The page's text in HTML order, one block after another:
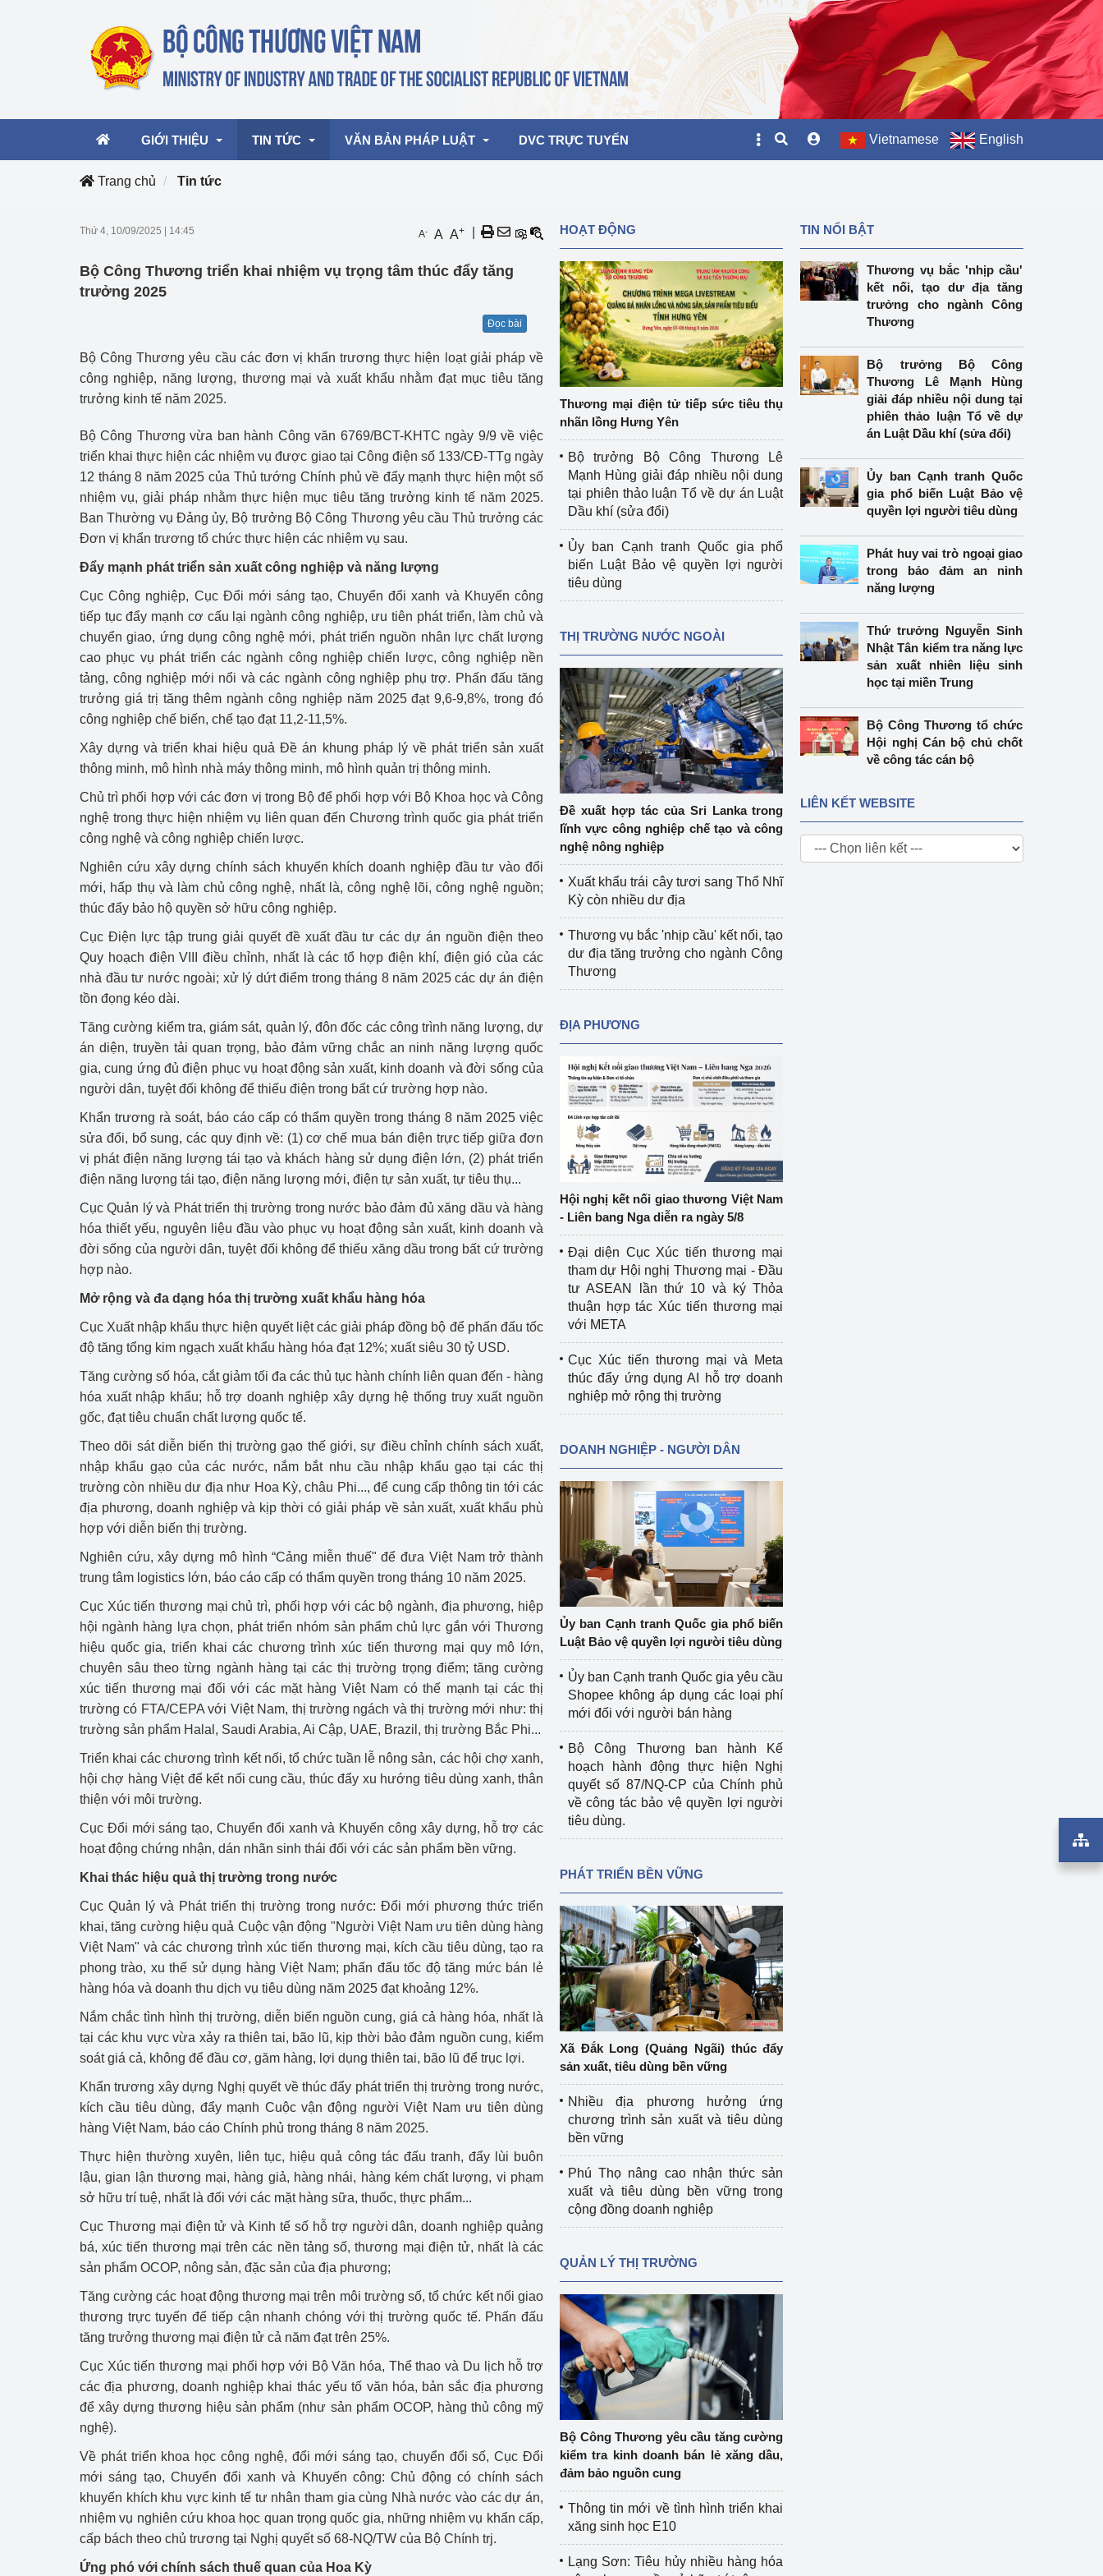
GIỚI THIỆU
Cơ cấu tổ chức
TIN TỨC
Hoạt động của Lãnh đạo Bộ
mại, Dịch vụ Việt Nam 2026
Công Thương - Công luận
Họp báo
Điểm báo
Lịch sử phát triển
Bản tin Thị trường Nông Lâm Thủy sản
Phát triển nguồn nhân lực
Tổ chức kiểm định
Tổ chức kiểm định kỹ thuật an toàn lao
động thuộc thẩm quyền quản lý của
Bộ Công Thương
Tổ chức được cấp GCN đăng ký, hoạt
động kiểm định thiết bị, dụng cụ điện
làm việc ở môi trường không có nguy
Cơ sở sản xuất, sửa chữa chai chứa
LPG
Tổ chức huấn luyện, bồi dưỡng
nghiệp vụ kiểm định kỹ thuật an toàn
Văn hóa ngành Công Thương
Tái cơ cấu ngành Công Thương
Quản lý thị trường
hiệu quả
tạo
Thông báo
Bảo vệ môi trường Video bảo vệ môi trường
Văn bản về môi trường
Đọc báo giúp bạn
Bảo vệ nền tảng tư tưởng của Đảng
Doanh nghiệp - Người dân
Xúc tiến thương mại Khu vực miền Bắc
Khu vực miền Nam
Thị trường châu Á – châu Phi
Thị trường châu Âu – châu Mỹ
Thị trường trong nước
Ngành Công Thương đưa nghị quyết
Phát triển công nghiệpCông nghiệp nền tảng
Chính sách
Sản xuất công nghiệp
Phát triển năng lượng
VĂN BẢN PHÁP LUẬT DVC TRỰC TUYẾN Vietnamese English
Trang chủ Tin tức
Thứ 4, 10/09/2025 14:45 A- A A+
Bộ Công Thương triển khai nhiệm vụ trọng tâm thúc đẩy tăng
trưởng 2025
Đọc bài
Bộ Công Thương yêu cầu các đơn vị khẩn trương thực hiện loạt giải pháp về
công nghiệp, năng lượng, thương mại và xuất khẩu nhằm đạt mục tiêu tăng
trưởng kinh tế năm 2025.
Bộ Công Thương vừa ban hành Công văn 6769/BCT-KHTC ngày 9/9 về việc
triển khai thực hiện các nhiệm vụ được giao tại Công điện số 133/CĐ-TTg ngày
12 tháng 8 năm 2025 của Thủ tướng Chính phủ về đẩy mạnh thực hiện một số
nhiệm vụ, giải pháp nhằm thực hiện mục tiêu tăng trưởng kinh tế năm 2025.
Ban Thường vụ Đảng ủy, Bộ trưởng Bộ Công Thương yêu cầu Thủ trưởng các
Đơn vị khẩn trương tổ chức thực hiện các nhiệm vụ sau.
Đẩy mạnh phát triển sản xuất công nghiệp và năng lượng
Cục Công nghiệp, Cục Đổi mới sáng tạo, Chuyển đổi xanh và Khuyến công
tiếp tục đẩy mạnh cơ cấu lại ngành công nghiệp, ưu tiên phát triển, làm chủ và
chuyển giao, ứng dụng công nghệ mới, phát triển nguồn nhân lực chất lượng
cao phục vụ phát triển các ngành công nghiệp chiến lược, công nghiệp nền
tảng, công nghiệp mới nổi và các ngành công nghiệp phụ trợ. Phấn đấu tăng
trưởng giá trị tăng thêm ngành công nghiệp năm 2025 đạt 9,6-9,8%, trong đó
công nghiệp chế biến, chế tạo đạt 11,2-11,5%.
Xây dựng và triển khai hiệu quả Đề án khung pháp lý về phát triển sản xuất
thông minh, mô hình nhà máy thông minh, mô hình quản trị thông minh.
Chủ trì phối hợp với các đơn vị trong Bộ để phối hợp với Bộ Khoa học và Công
nghệ trong thực hiện nhiệm vụ liên quan đến Chương trình quốc gia phát triển
công nghệ và công nghiệp chiến lược.
Nghiên cứu xây dựng chính sách khuyến khích doanh nghiệp đầu tư vào đổi
mới, hấp thụ và làm chủ công nghệ, nhất là, công nghệ lõi, công nghệ nguồn;
thúc đẩy bảo hộ quyền sở hữu công nghiệp.
Cục Điện lực tập trung giải quyết đề xuất đầu tư các dự án nguồn điện theo
Quy hoạch điện VIII điều chỉnh, nhất là các tổ hợp điện khí, điện gió của các
nhà đầu tư nước ngoài; xử lý dứt điểm trong tháng 8 năm 2025 các dự án điện
tồn đọng kéo dài.
Tăng cường kiểm tra, giám sát, quản lý, đôn đốc các công trình năng lượng, dự
án diện, truyền tải quan trọng, bảo đảm vững chắc an ninh năng lượng quốc
gia, cung ứng đủ điện phục vụ hoạt động sản xuất, kinh doanh và đời sống của
người dân, tuyệt đối không để thiếu điện trong bất cứ trường hợp nào.
Khẩn trương rà soát, báo cáo cấp có thẩm quyền trong tháng 8 năm 2025 việc
sửa đổi, bổ sung, các quy định về: (1) cơ chế mua bán điện trực tiếp giữa đơn
vị phát điện năng lượng tái tạo và khách hàng sử dụng điện lớn, (2) phát triển
điện năng lượng tái tạo, điện năng lượng mới, điện tự sản xuất, tự tiêu thụ...
Cục Quản lý và Phát triển thị trường trong nước bảo đảm đủ xăng dầu và hàng
hóa thiết yếu, nguyên liệu đầu vào phục vụ hoạt động sản xuất, kinh doanh và
đời sống của người dân, tuyệt đối không để thiếu xăng dầu trong bất cứ trường
hợp nào.
Mở rộng và đa dạng hóa thị trường xuất khẩu hàng hóa
Cục Xuất nhập khẩu thực hiện quyết liệt các giải pháp đồng bộ để phấn đấu tốc
độ tăng tổng kim ngạch xuất khẩu hàng hóa đạt 12%; xuất siêu 30 tỷ USD.
Tăng cường số hóa, cắt giảm tối đa các thủ tục hành chính liên quan đến - hàng
hóa xuất nhập khẩu; hỗ trợ doanh nghiệp xây dựng hệ thống truy xuất nguồn
gốc, đạt tiêu chuẩn chất lượng quốc tế.
Theo dõi sát diễn biến thị trường gạo thế giới, sự điều chỉnh chính sách xuất,
nhập khẩu gạo của các nước, nắm bắt nhu cầu nhập khẩu gạo tại các thị
trường còn nhiều dư địa như Hoa Kỳ, châu Phi..., để cung cấp thông tin tới các
địa phương, doanh nghiệp và kịp thời có giải pháp về sản xuất, xuất khẩu phù
hợp với diễn biến thị trường.
Nghiên cứu, xây dựng mô hình “Cảng miễn thuế" để đưa Việt Nam trở thành
trung tâm logistics lớn, báo cáo cấp có thẩm quyền trong tháng 10 năm 2025.
Cục Xúc tiến thương mại chủ trì, phối hợp với các bộ ngành, địa phương, hiệp
hội ngành hàng lựa chọn, phát triển nhóm sản phẩm chủ lực gắn với Thương
hiệu quốc gia, triển khai các chương trình xúc tiến thương mại quy mô lớn,
chuyên sâu theo từng ngành hàng tại các thị trường trọng điểm; tăng cường
xúc tiến thương mại đối với các mặt hàng Việt Nam có thế mạnh tại các thị
trường có FTA/CEPA với Việt Nam, thị trường ngách và thị trường mới như: thị
trường sản phẩm Halal, Saudi Arabia, Ai Cập, UAE, Brazil, thị trường Bắc Phi...
Triển khai các chương trình kết nối, tổ chức tuần lễ nông sản, các hội chợ xanh,
hội chợ hàng Việt để kết nối cung cầu, thúc đẩy xu hướng tiêu dùng xanh, thân
thiện với môi trường.
Cục Đổi mới sáng tạo, Chuyển đổi xanh và Khuyến công xây dựng, hỗ trợ các
hoạt động chứng nhận, dán nhãn sinh thái đối với các sản phẩm bền vững.
Khai thác hiệu quả thị trường trong nước
Cục Quản lý và Phát triển thị trường trong nước: Đổi mới phương thức triển
khai, tăng cường hiệu quả Cuộc vận động "Người Việt Nam ưu tiên dùng hàng
Việt Nam" và các chương trình xúc tiến thương mại, kích cầu tiêu dùng, tạo ra
phong trào, xu thế sử dụng hàng Việt Nam; phấn đấu tốc độ tăng mức bán lẻ
hàng hóa và doanh thu dịch vụ tiêu dùng năm 2025 đạt khoảng 12%.
Nắm chắc tình hình thị trường, diễn biến nguồn cung, giá cả hàng hóa, nhất là
tại các khu vực vừa xảy ra thiên tai, bão lũ, kịp thời bảo đảm nguồn cung, kiểm
soát giá cả, không để đầu cơ, găm hàng, lợi dụng thiên tai, bão lũ để trục lợi.
Khẩn trương xây dựng Nghị quyết về thúc đẩy phát triển thị trường trong nước,
kích cầu tiêu dùng, đẩy mạnh Cuộc vận động người Việt Nam ưu tiên dùng
hàng Việt Nam, báo cáo Chính phủ trong tháng 8 năm 2025.
Thực hiện thường xuyên, liên tục, hiệu quả công tác đấu tranh, đẩy lùi buôn
lậu, gian lận thương mại, hàng giả, hàng nhái, hàng kém chất lượng, vi phạm
sở hữu trí tuệ, nhất là đối với các mặt hàng sữa, thuốc, thực phẩm...
Cục Thương mại điện tử và Kinh tế số hỗ trợ người dân, doanh nghiệp quảng
bá, xúc tiến thương mại trên các nền tảng số, thương mại điện tử, nhất là các
sản phẩm OCOP, nông sản, đặc sản của địa phương;
Tăng cường các hoạt động thương mại trên môi trường số, tổ chức kết nối giao
thương trực tuyến để tiếp cận nhanh chóng với thị trường quốc tế. Phấn đấu
tăng trưởng thương mại điện tử cả năm đạt trên 25%.
Cục Xúc tiến thương mại phối hợp với Bộ Văn hóa, Thể thao và Du lịch hỗ trợ
các địa phương, doanh nghiệp khai thác yếu tố văn hóa, bản sắc địa phương
để xây dựng thương hiệu sản phẩm (như sản phẩm OCOP, hàng thủ công mỹ
nghệ).
Về phát triển khoa học công nghệ, đổi mới sáng tạo, chuyển đổi số, Cục Đổi
mới sáng tạo, Chuyển đổi xanh và Khuyến công: Chủ động có chính sách
khuyến khích khu vực kinh tế tư nhân tham gia cùng Nhà nước vào các dự án,
nhiệm vụ nghiên cứu khoa học quan trọng quốc gia, những nhiệm vụ khẩn cấp,
cấp bách theo chủ trương tại Nghị quyết số 68-NQ/TW của Bộ Chính trj.
Ứng phó với chính sách thuế quan của Hoa Kỳ
HOẠT ĐỘNG
Thương mại điện tử tiếp sức tiêu thụ
nhãn lồng Hưng Yên
Bộ trưởng Bộ Công Thương Lê
Mạnh Hùng giải đáp nhiều nội dung
tại phiên thảo luận Tổ về dự án Luật
Dầu khí (sửa đổi)
Ủy ban Cạnh tranh Quốc gia phổ
biến Luật Bảo vệ quyền lợi người
tiêu dùng
THỊ TRƯỜNG NƯỚC NGOÀI
Đề xuất hợp tác của Sri Lanka trong
lĩnh vực công nghiệp chế tạo và công
nghệ nông nghiệp
Xuất khẩu trái cây tươi sang Thổ Nhĩ
Kỳ còn nhiều dư địa
Thương vụ bắc 'nhịp cầu' kết nối, tạo
dư địa tăng trưởng cho ngành Công
Thương
ĐỊA PHƯƠNG
Hội nghị kết nối giao thương Việt Nam
- Liên bang Nga diễn ra ngày 5/8
Đại diện Cục Xúc tiến thương mại
tham dự Hội nghị Thương mại - Đầu
tư ASEAN lần thứ 10 và ký Thỏa
thuận hợp tác Xúc tiến thương mại
với META
Cục Xúc tiến thương mại và Meta
thúc đẩy ứng dụng AI hỗ trợ doanh
nghiệp mở rộng thị trường
DOANH NGHIỆP - NGƯỜI DÂN
Ủy ban Cạnh tranh Quốc gia phổ biến
Luật Bảo vệ quyền lợi người tiêu dùng
Ủy ban Cạnh tranh Quốc gia yêu cầu
Shopee không áp dụng các loại phí
mới đối với người bán hàng
Bộ Công Thương ban hành Kế
hoạch hành động thực hiện Nghị
quyết số 87/NQ-CP của Chính phủ
về công tác bảo vệ quyền lợi người
tiêu dùng.
PHÁT TRIỂN BỀN VỮNG
Xã Đắk Long (Quảng Ngãi) thúc đẩy
sản xuất, tiêu dùng bền vững
Nhiều địa phương hưởng ứng
chương trình sản xuất và tiêu dùng
bền vững
Phú Thọ nâng cao nhận thức sản
xuất và tiêu dùng bền vững trong
cộng đồng doanh nghiệp
QUẢN LÝ THỊ TRƯỜNG
Bộ Công Thương yêu cầu tăng cường
kiểm tra kinh doanh bán lẻ xăng dầu,
đảm bảo nguồn cung
Thông tin mới về tình hình triển khai
xăng sinh học E10
Lạng Sơn: Tiêu hủy nhiều hàng hóa
TIN NỔI BẬT
Thương vụ bắc 'nhịp cầu'
kết nối, tạo dư địa tăng
trưởng cho ngành Công
Thương
Bộ trưởng Bộ Công
Thương Lê Mạnh Hùng
giải đáp nhiều nội dung tại
phiên thảo luận Tổ về dự
án Luật Dầu khí (sửa đổi)
Ủy ban Cạnh tranh Quốc
gia phổ biến Luật Bảo vệ
quyền lợi người tiêu dùng
Phát huy vai trò ngoại giao
trong bảo đảm an ninh
năng lượng
Thứ trưởng Nguyễn Sinh
Nhật Tân kiểm tra năng lực
sản xuất nhiên liệu sinh
học tại miền Trung
Bộ Công Thương tổ chức
Hội nghị Cán bộ chủ chốt
về công tác cán bộ
LIÊN KẾT WEBSITE